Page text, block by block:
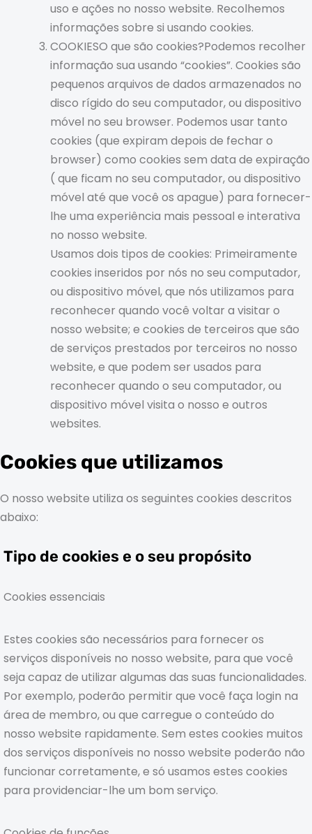
uso e ações no nosso website. Recolhemos
informações sobre si usando cookies.
COOKIESO que são cookies?Podemos recolher
informação sua usando “cookies”. Cookies são
pequenos arquivos de dados armazenados no
disco rígido do seu computador, ou dispositivo
móvel no seu browser. Podemos usar tanto
cookies (que expiram depois de fechar o
browser) como cookies sem data de expiração
( que ficam no seu computador, ou dispositivo
móvel até que você os apague) para fornecer-
lhe uma experiência mais pessoal e interativa
no nosso website.
Usamos dois tipos de cookies: Primeiramente
cookies inseridos por nós no seu computador,
ou dispositivo móvel, que nós utilizamos para
reconhecer quando você voltar a visitar o
nosso website; e cookies de terceiros que são
de serviços prestados por terceiros no nosso
website, e que podem ser usados para
reconhecer quando o seu computador, ou
dispositivo móvel visita o nosso e outros
websites.
Cookies que utilizamos
O nosso website utiliza os seguintes cookies descritos
abaixo:
Tipo de cookies e o seu propósito
Cookies essenciais
Estes cookies são necessários para fornecer os
serviços disponíveis no nosso website, para que você
seja capaz de utilizar algumas das suas funcionalidades.
Por exemplo, poderão permitir que você faça login na
área de membro, ou que carregue o conteúdo do
nosso website rapidamente. Sem estes cookies muitos
dos serviços disponíveis no nosso website poderão não
funcionar corretamente, e só usamos estes cookies
para providenciar-lhe um bom serviço.